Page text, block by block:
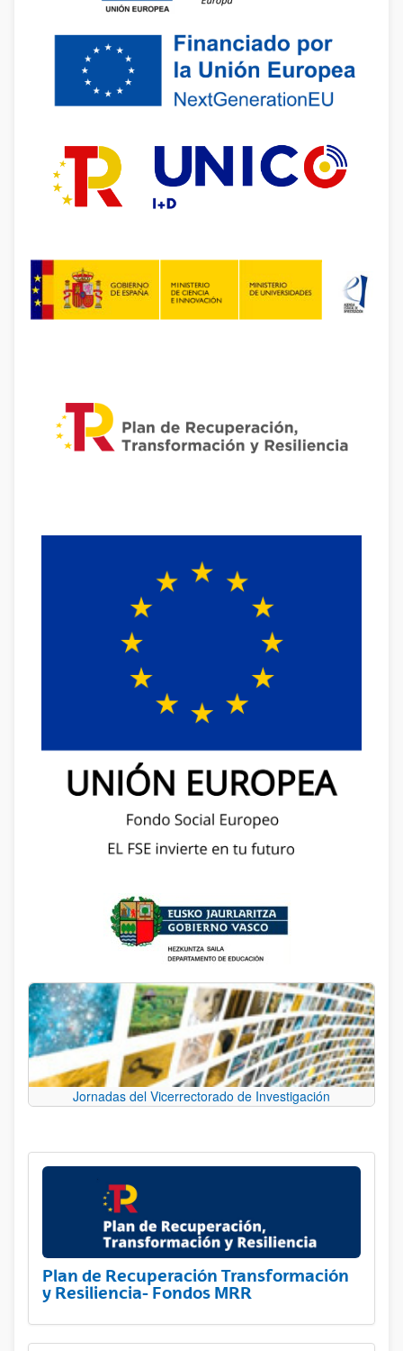
Jornadas del Vicerrectorado de Investigación
Plan de Recuperación Transformación
y Resiliencia- Fondos MRR